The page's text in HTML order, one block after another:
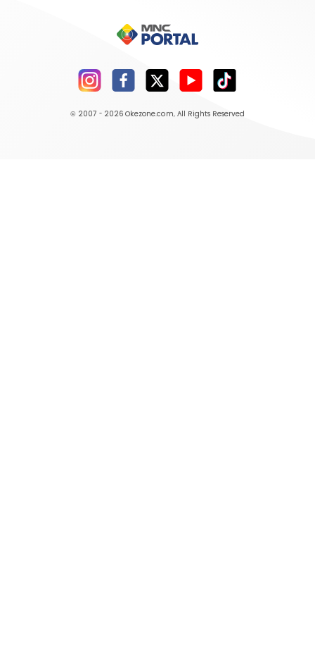
© 2007 - 2026 Okezone.com, All Rights Reserved